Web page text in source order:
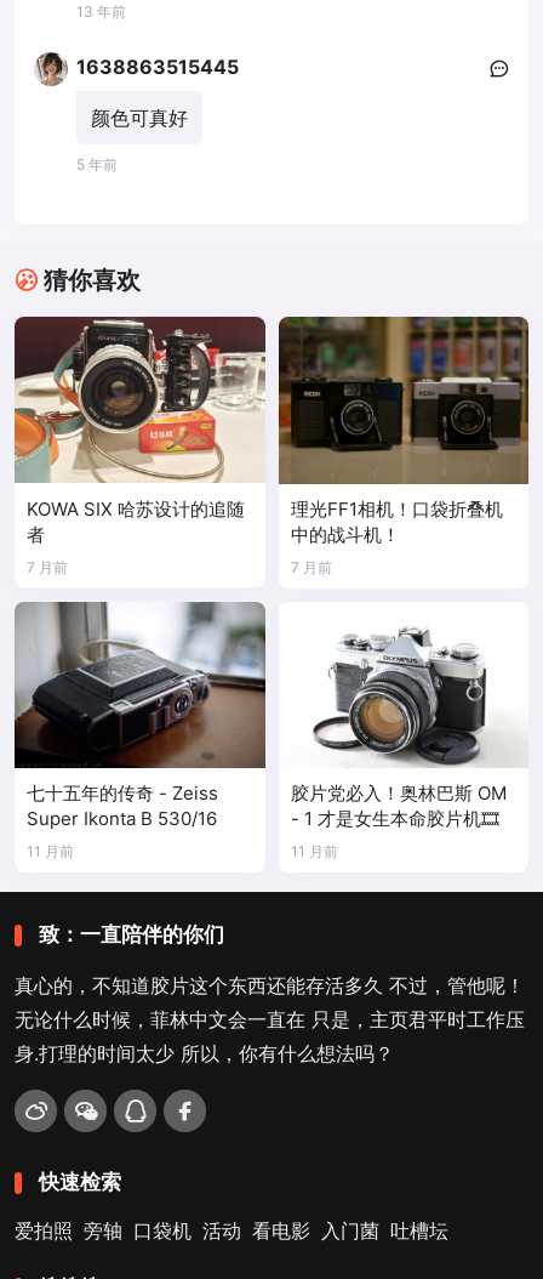
13 年前
1638863515445
颜色可真好
5 年前
猜你喜欢
KOWA SIX 哈苏设计的追随
者
7 月前
理光FF1相机！口袋折叠机
中的战斗机！
7 月前
七十五年的传奇 - Zeiss
Super Ikonta B 530/16
11 月前
胶片党必入！奥林巴斯 OM
- 1 才是女生本命胶片机🎞️
11 月前
致：一直陪伴的你们
真心的，不知道胶片这个东西还能存活多久 不过，管他呢！
无论什么时候，菲林中文会一直在 只是，主页君平时工作压
身.打理的时间太少 所以，你有什么想法吗？
快速检索
爱拍照 旁轴 口袋机 活动 看电影 入门菌 吐槽坛